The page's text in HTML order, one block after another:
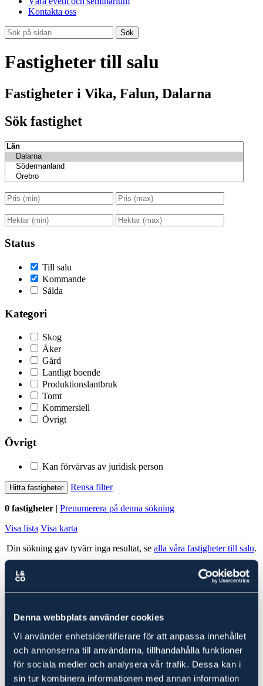
Denna webbplats använder cookies
Vi använder enhetsidentifierare för att anpassa innehållet
och annonserna till användarna, tillhandahålla funktioner
för sociala medier och analysera vår trafik. Dessa kan i
sin tur kombinera informationen med annan information
Kontakta oss
Sök
Fastigheter till salu
Fastigheter i Vika, Falun, Dalarna
Sök fastighet
Status
Till salu
Kommande
Sålda
Kategori
Skog
Åker
Gård
Lantligt boende
Produktionslantbruk
Tomt
Kommersiell
Övrigt
Övrigt
Kan förvärvas av juridisk person
Hitta fastigheter Rensa filter
0 fastigheter | Prenumerera på denna sökning
Visa lista Visa karta
Din sökning gav tyvärr inga resultat, se alla våra fastigheter till salu.
Ludvig & Co Fastighetsförmedling
Ludvig & Co Fastighetsförmedling är landets största förmedlare av
kunder att köpa en fastighet genom att ge rådgivning till spekulanter
i form av köp- och investeringskalkyler samt värdering.
Fastigheter till salu i Vika